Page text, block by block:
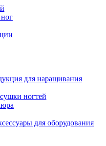
для наращивания
ногтей
для оборудования